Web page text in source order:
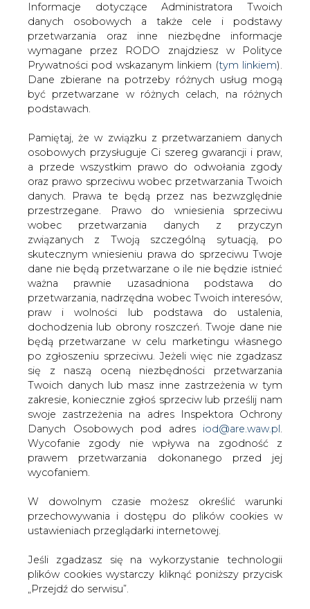
Informacje dotyczące Administratora Twoich
danych osobowych a także cele i podstawy
przetwarzania oraz inne niezbędne informacje
wymagane przez RODO znajdziesz w Polityce
Prywatności pod wskazanym linkiem (tym linkiem).
Dane zbierane na potrzeby różnych usług mogą
być przetwarzane w różnych celach, na różnych
podstawach.
Pamiętaj, że w związku z przetwarzaniem danych
osobowych przysługuje Ci szereg gwarancji i praw,
a przede wszystkim prawo do odwołania zgody
oraz prawo sprzeciwu wobec przetwarzania Twoich
danych. Prawa te będą przez nas bezwzględnie
przestrzegane. Prawo do wniesienia sprzeciwu
wobec przetwarzania danych z przyczyn
związanych z Twoją szczególną sytuacją, po
skutecznym wniesieniu prawa do sprzeciwu Twoje
dane nie będą przetwarzane o ile nie będzie istnieć
ważna prawnie uzasadniona podstawa do
przetwarzania, nadrzędna wobec Twoich interesów,
praw i wolności lub podstawa do ustalenia,
dochodzenia lub obrony roszczeń. Twoje dane nie
będą przetwarzane w celu marketingu własnego
po zgłoszeniu sprzeciwu. Jeżeli więc nie zgadzasz
się z naszą oceną niezbędności przetwarzania
Twoich danych lub masz inne zastrzeżenia w tym
zakresie, koniecznie zgłoś sprzeciw lub prześlij nam
swoje zastrzeżenia na adres Inspektora Ochrony
Danych Osobowych pod adres iod@are.waw.pl.
Wycofanie zgody nie wpływa na zgodność z
prawem przetwarzania dokonanego przed jej
wycofaniem.
W dowolnym czasie możesz określić warunki
przechowywania i dostępu do plików cookies w
ustawieniach przeglądarki internetowej.
Jeśli zgadzasz się na wykorzystanie technologii
plików cookies wystarczy kliknąć poniższy przycisk
„Przejdź do serwisu”.
skomentuj
udostępnij:
Elektrim: czy zdobędzie środki na
zakup G-8&#63
Elektrim utworzył konsorcjum z
udziałem swoich spółek zależnych (El-
Dystrybucja, Elektrim Volt) oraz ZE PAK.
Konsorcjum złożyło już wstępną ofertę
zakupu akcji dystrybutorów energii
tworzących grupę G-8.
Powstaje jednak wątpliwość, czy holding, wyraźnie
zwiększający ostatnio nacisk na branżę energetyczną, jest
w stanie zaproponować konkurencyjne warunki umowy i
je w końcu sfinansować.
Dla energetycznego pionu Elektrimu udział w
prywatyzacji grupy G-8 to sprawa o strategicznym
znaczeniu. Holding nie ma bowiem żadnych udziałów w
którejkolwiek ze spółek dystrybucyjnych, podczas gdy
posiada 38,46% akcji Zespołu Elektrowni Pątnów–
Adamów–Konin (drugi co do wielkości producent energii
elektrycznej w Polsce, 11-proc. udział).
Stworzenie wokół ZE PAK sieci dystrybucji i własnego
dostępu do klientów (jako jeden z nielicznych
producentów energii nie posiada on praktycznie
długoterminowych kontraktów i nie jest związany z
wieloma stałymi odbiorcami) ułatwiłoby również
negocjacje z bankami w sprawie finansowania projektów
inwestycyjnych. ZE PAK przystępuje do budowy
największego w Polsce bloku energetycznego
opalanego węglem brunatnym o mocy 460 MW
(Elektrim Megadex podpisał już w tym celu kontrakt z